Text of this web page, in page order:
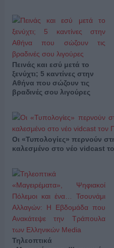
Πεινάς και εσύ μετά το
ξενύχτι; 5 καντίνες στην
Αθήνα που σώζουν τις
βραδινές σου λιγούρες
Οι «Τυπολογίες» περνούν
καλεσμένο στο νέο vidcast
Τηλεοπτικά